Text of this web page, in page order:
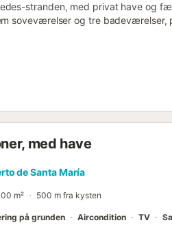
stranden, med privat have og
soveværelser og tre badeværelser,
Soveværelser: Ferievillaen i El
og eget badeværelse. Der
nippe til vin, mens I tilbereder
på øverste etage. I
privat terrasse med
med have
de Santa María
m² 500 m fra kysten
på grunden Aircondition TV